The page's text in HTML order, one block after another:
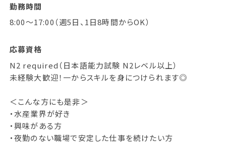
勤務時間
8:00～17:00（週5日、1日8時間からOK）
応募資格
N2 required（日本語能力試験 N2レベル以上）
未経験大歓迎！一からスキルを身につけられます◎
＜こんな方にも是非＞
・水産業界が好き
・興味がある方
・夜勤のない職場で安定した仕事を続けたい方